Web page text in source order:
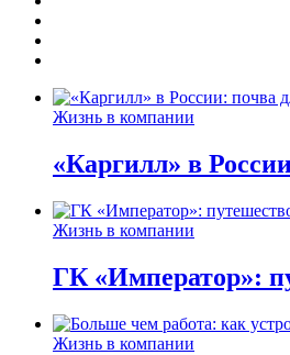
Жизнь в компании
«Каргилл» в
Жизнь в компании
ГК «Император»:
Жизнь в компании